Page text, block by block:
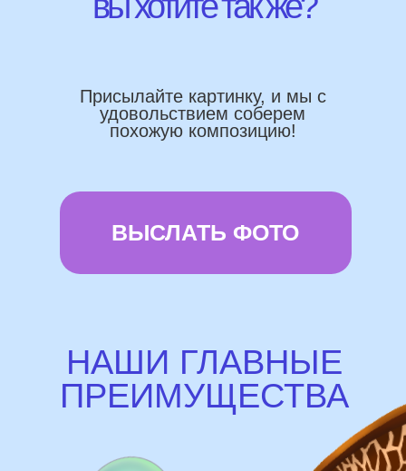
Используем импортные шары
(Не Китай)
Предоставляем гарантию полета
Наши цены на 10% ниже рынка